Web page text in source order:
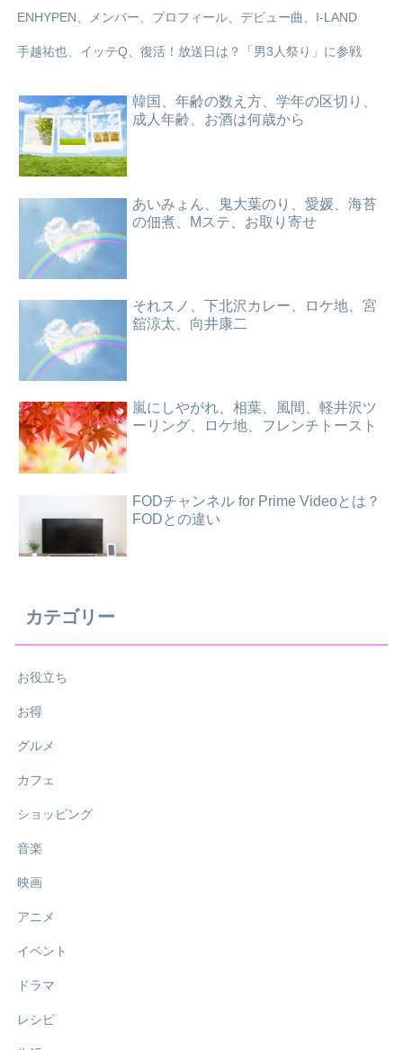
ENHYPEN、メンバー、プロフィール、デビュー曲、I-LAND
手越祐也、イッテQ、復活！放送日は？「男3人祭り」に参戦
韓国、年齢の数え方、学年の区切り、
成人年齢、お酒は何歳から
あいみょん、鬼大葉のり、愛媛、海苔
の佃煮、Mステ、お取り寄せ
それスノ、下北沢カレー、ロケ地、宮
舘涼太、向井康二
嵐にしやがれ、相葉、風間、軽井沢ツ
ーリング、ロケ地、フレンチトースト
FODチャンネル for Prime Videoとは？
FODとの違い
カテゴリー
お役立ち
お得
グルメ
カフェ
ショッピング
音楽
映画
アニメ
イベント
ドラマ
レシピ